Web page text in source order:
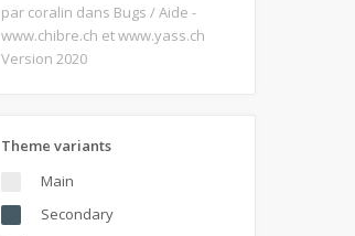
par coralin dans Bugs / Aide -
www.chibre.ch et www.yass.ch
Version 2020
Theme variants
Main
Secondary